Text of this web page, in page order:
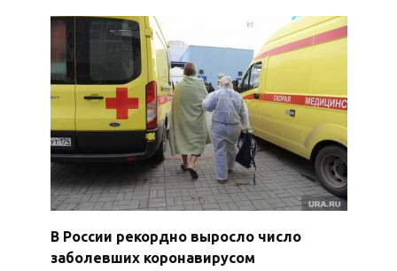
В России рекордно выросло число
заболевших коронавирусом